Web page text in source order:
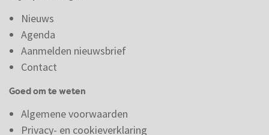
Nieuws
Agenda
Aanmelden nieuwsbrief
Contact
Goed om te weten
Algemene voorwaarden
Privacy- en cookieverklaring